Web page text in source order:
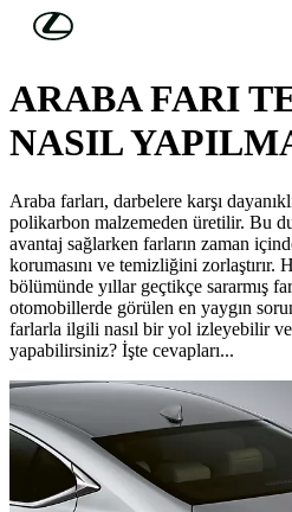
Skip to Main Content
LEXUS'U KEŞFEDİN
ARABA FARI
NASIL
Araba farları, darbelere karşı
polikarbon malzemeden üretilir. Bu
avantaj sağlarken farların zaman
korumasını ve temizliğini
bölümünde yıllar geçtikçe sararmış
otomobillerde görülen en yaygın
farlarla ilgili nasıl bir yol izleyebilir
yapabilirsiniz? İşte cevapları...